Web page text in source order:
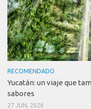
RECOMENDADO
Yucatán: un viaje que
sabores
27 JUN, 2026